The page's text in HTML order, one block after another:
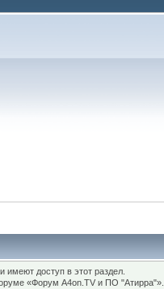
имеют доступ в этот раздел.
«Форум A4on.TV и ПО "Атирра"».